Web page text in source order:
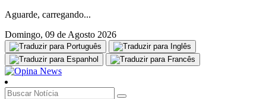
Aguarde, carregando...
Domingo, 09 de Agosto 2026